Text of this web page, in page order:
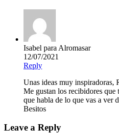
Isabel para Alromasar
12/07/2021
Reply
Unas ideas muy inspiradoras,
Me gustan los recibidores que
que habla de lo que vas a ver
Besitos
Leave a Reply